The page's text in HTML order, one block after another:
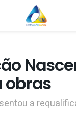
obras
a